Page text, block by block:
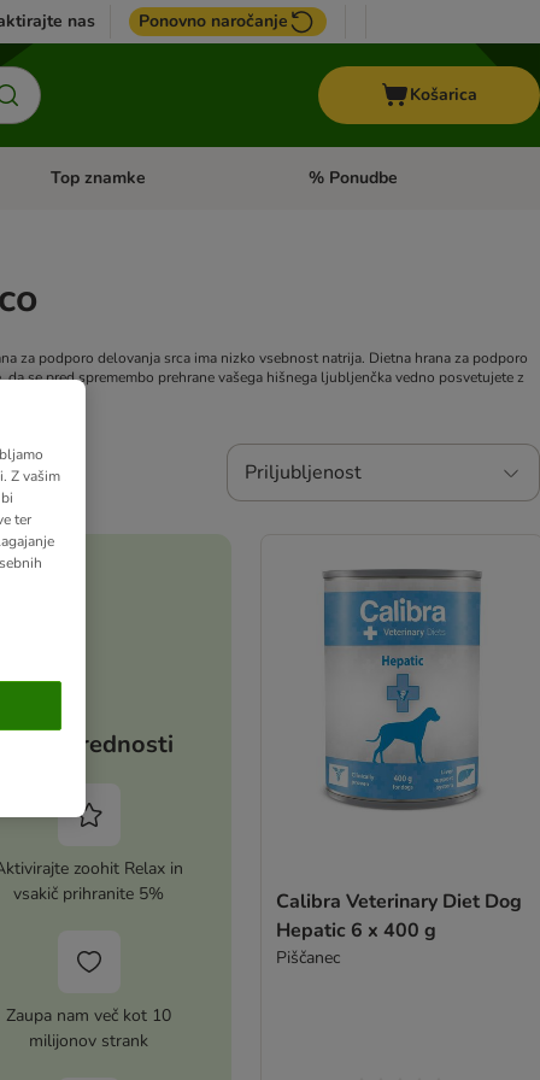
nas Ponovno naročanje
Košarica
Odprite meni kategorij: Dietna hrana
Top znamke Odprite meni kategorij: Top
% Ponudbe
za podporo delovanja srca ima nizko vsebnost natrija. Dietna hrana za podporo
se pred spremembo prehrane vašega hišnega ljubljenčka vedno posvetujete z
Priljubljenost
Vaše prednosti
zoohit Relax in
vsakič prihranite 5%
Zaupa nam več kot 10
milijonov strank
Calibra Veterinary Diet Dog
Hepatic 6 x 400 g
Piščanec
Z vašim
ter